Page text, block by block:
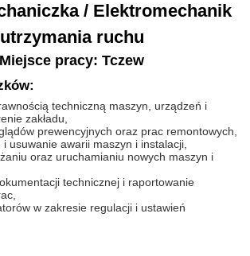
/ Elektromechanik
utrzymania ruchu
Miejsce pracy: Tczew
techniczną maszyn, urządzeń i
zakładu,
prewencyjnych oraz prac remontowych,
usuwanie awarii maszyn i instalacji,
oraz uruchamianiu nowych maszyn i
technicznej i raportowanie
w zakresie regulacji i ustawień